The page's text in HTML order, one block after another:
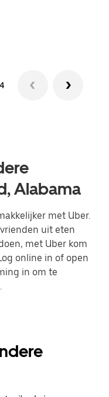
Alabama
met Uber.
uit eten
met Uber kom
online in of open
in om te